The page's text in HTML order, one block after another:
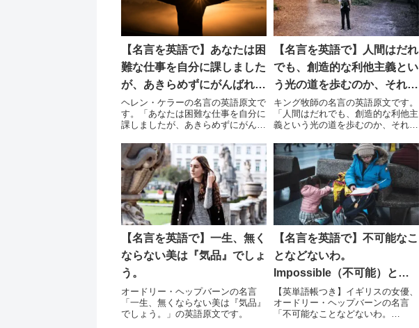
【名言を英語で】あなたは困
難な仕事を自分に課しました
が、あきらめずにがんばれ
ば、うまく行くのです。
ヘレン・ケラーの名言の英語原文で
す。「あなたは困難な仕事を自分に
課しましたが、あきらめずにがんば
成功への障害を克服することが喜び
となるでしょう。」
【名言を英語で】人間はだれ
でも、創造的な利他主義とい
う光の道を歩むのか、それと
も破壊的な利己主義という闇
の道を歩むのか決断しなけれ
キング牧師の名言の英語原文です。
「人間はだれでも、創造的な利他主
義という光の道を歩むのか、それと
歩むのか決断しなければならな
い。」
【名言を英語で】一生、無く
ならない美は『気品』でしょ
う。
オードリー・ヘップバーンの名言
「一生、無くならない美は『気品』
でしょう。」の英語原文です。
【名言を英語で】不可能なこ
となどないわ。
Impossible（不可能）とい
う言葉に、I’m possible（私
にはできる）と書いてあるの
【英単語帳つき】イギリスの女優、
オードリー・ヘップバーンの名言
「不可能なことなどないわ。